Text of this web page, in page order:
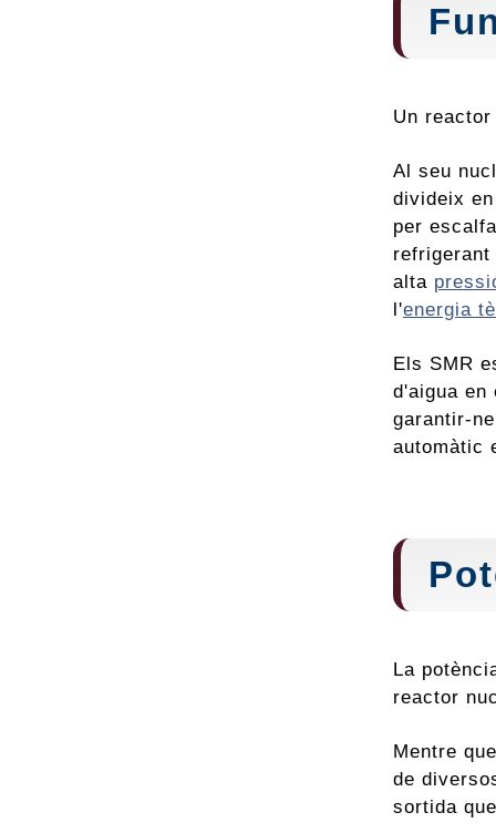
Un
Al seu
divideix
per
alta
l'energia
Els SMR
d'aigua en
garantir-
automàtic
La
reactor
Mentre
de
sortida